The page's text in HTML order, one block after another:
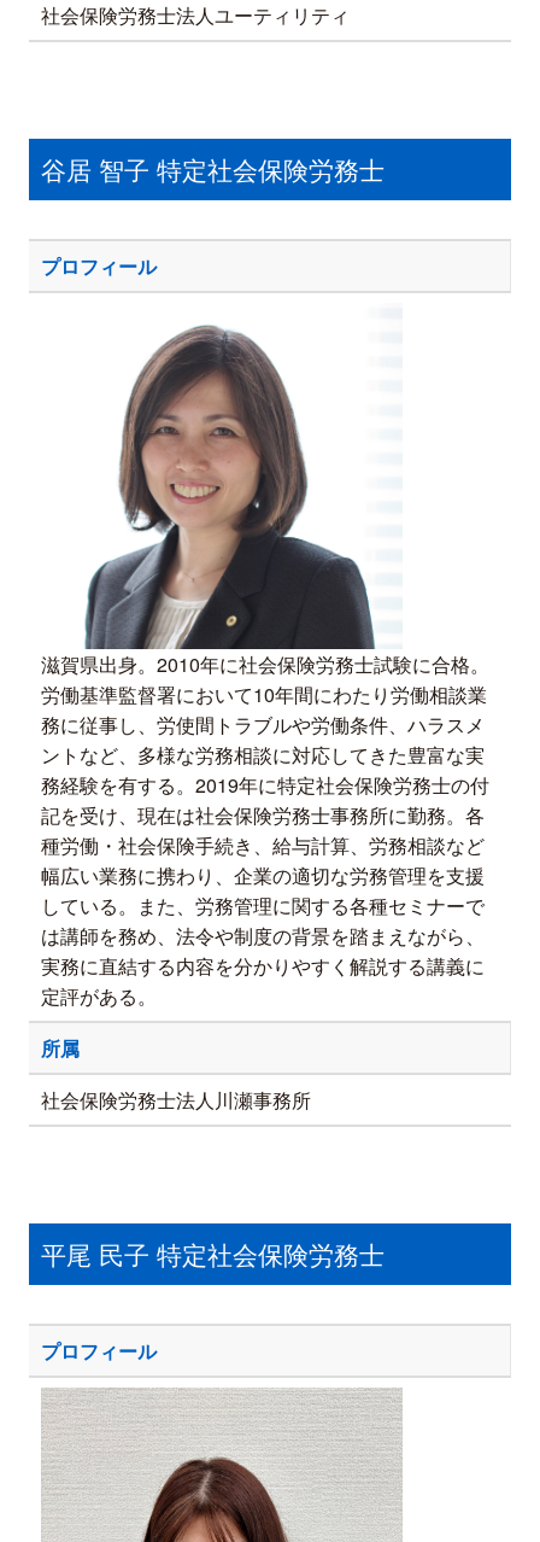
社会保険労務士法人ユーティリティ
谷居 智子 特定社会保険労務士
プロフィール
滋賀県出身。2010年に社会保険労務士試験に合格。
労働基準監督署において10年間にわたり労働相談業
務に従事し、労使間トラブルや労働条件、ハラスメ
ントなど、多様な労務相談に対応してきた豊富な実
務経験を有する。2019年に特定社会保険労務士の付
記を受け、現在は社会保険労務士事務所に勤務。各
種労働・社会保険手続き、給与計算、労務相談など
幅広い業務に携わり、企業の適切な労務管理を支援
している。また、労務管理に関する各種セミナーで
は講師を務め、法令や制度の背景を踏まえながら、
実務に直結する内容を分かりやすく解説する講義に
定評がある。
所属
社会保険労務士法人川瀬事務所
平尾 民子 特定社会保険労務士
プロフィール